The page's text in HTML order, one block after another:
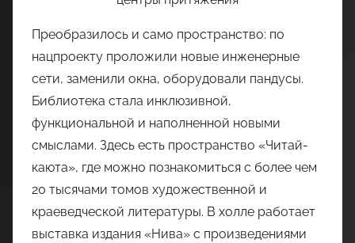
Преобразилось и само пространство: по
нацпроекту проложили новые инженерные
сети, заменили окна, оборудовали пандусы.
Библиотека стала инклюзивной,
функциональной и наполненной новыми
смыслами. Здесь есть пространство «Читай-
каюта», где можно познакомиться с более чем
20 тысячами томов художественной и
краеведческой литературы. В холле работает
выставка издания «Нива» с произведениями